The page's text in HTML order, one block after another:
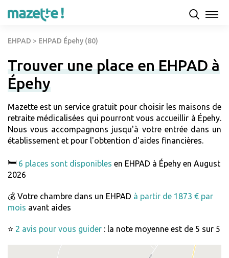
EHPAD > EHPAD Épehy (80)
Trouver une place en EHPAD à
Épehy
Mazette est un service gratuit pour choisir les maisons de
retraite médicalisées qui pourront vous accueillir à Épehy.
Nous vous accompagnons jusqu'à votre entrée dans un
établissement et pour l'obtention d'aides financières.
🛏️ 6 places sont disponibles en EHPAD à Épehy en August
2026
💰 Votre chambre dans un EHPAD à partir de 1873 € par
mois avant aides
⭐ 2 avis pour vous guider : la note moyenne est de 5 sur 5